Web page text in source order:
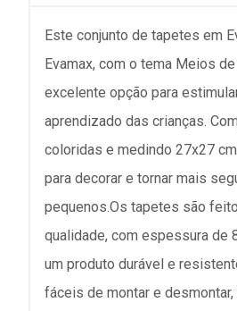
Este conjunto de tapetes em
Evamax, com o tema Meios
excelente opção para
aprendizado das crianças.
coloridas e medindo 27x27
para decorar e tornar mais
pequenos.Os tapetes são
qualidade, com espessura de
um produto durável e
fáceis de montar e